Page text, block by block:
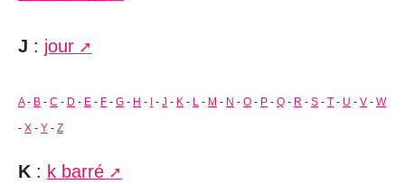
J : jour
A- B - C - D - E - F - G - H - I - J - K - L - M - N - O - P - Q - R - S - T - U - V - W
- X - Y - Z
K : k barré